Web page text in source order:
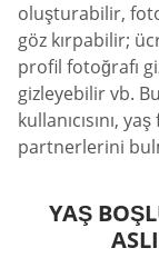
oluşturabilir,
göz kırpabilir;
profil fotoğrafı
gizleyebilir vb.
kullanıcısını,
partnerlerini
YAŞ